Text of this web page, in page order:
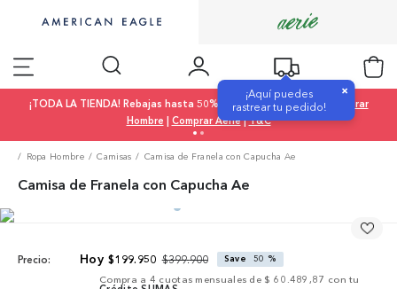
¡Aquí puedes
rastrear tu pedido!
×
¡TODA LA TIENDA! Rebajas hasta 50% OFF |Comprar Mujer|
Comprar
Hombre | Comprar Aerie|T&C
Ropa Hombre Camisas Camisa de Franela con Capucha Ae
Camisa de Franela con Capucha Ae
Precio: $199. 950 $399.900 Save 50 %
Compra a 4 cuotas mensuales de $ 60.489,87 con tu